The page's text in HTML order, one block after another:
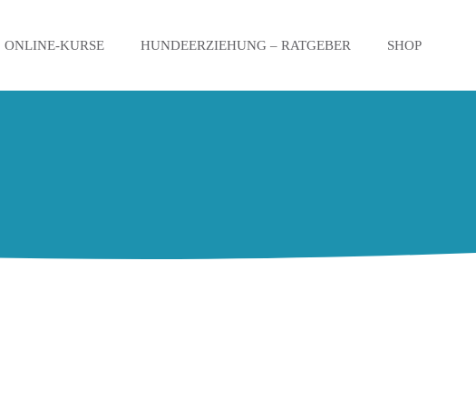
ONLINE-KURSE HUNDEERZIEHUNG – RATGEBER SHOP